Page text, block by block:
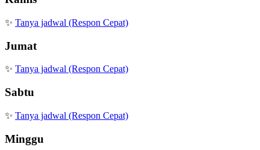
✨ Tanya jadwal (Respon Cepat)
Jumat
✨ Tanya jadwal (Respon Cepat)
Sabtu
✨ Tanya jadwal (Respon Cepat)
Minggu